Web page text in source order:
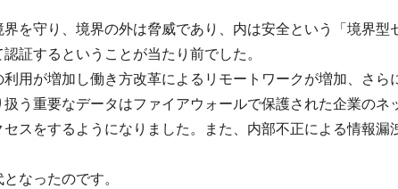
を守り、境界の外は脅威であり、内は安全という「境界
証するということが当たり前でした。
用が増加し働き方改革によるリモートワークが増加、さ
う重要なデータはファイアウォールで保護された企業の
スをするようになりました。また、内部不正による情報
なったのです。